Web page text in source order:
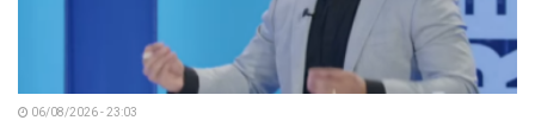
06/08/2026 - 23:03